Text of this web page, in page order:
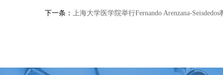
下一条： 上海大学医学院举行Fernando Arenzana-